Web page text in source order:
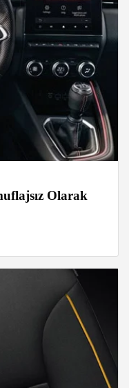
Olarak